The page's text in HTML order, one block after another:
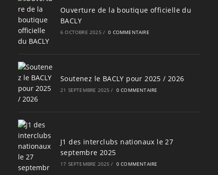
Ouverture de la boutique officielle du
BACLY
6 OCTOBRE 2025 / 0 COMMENTAIRE
Soutenez le BACLY pour 2025 / 2026
21 SEPTEMBRE 2025 / 0 COMMENTAIRE
J1 des interclubs nationaux le 27
septembre 2025
17 SEPTEMBRE 2025 / 0 COMMENTAIRE